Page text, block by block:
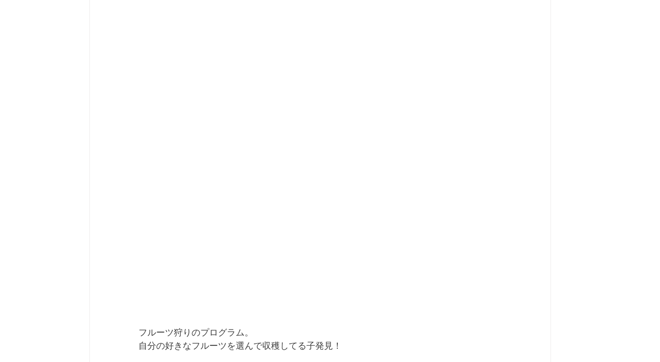
フルーツ狩りのプログラム。
自分の好きなフルーツを選んで収穫してる子発見！